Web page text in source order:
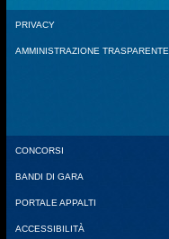
PRIVACY
AMMINISTRAZIONE TRASPARENTE
CONCORSI
BANDI DI GARA
PORTALE APPALTI
ACCESSIBILITÀ